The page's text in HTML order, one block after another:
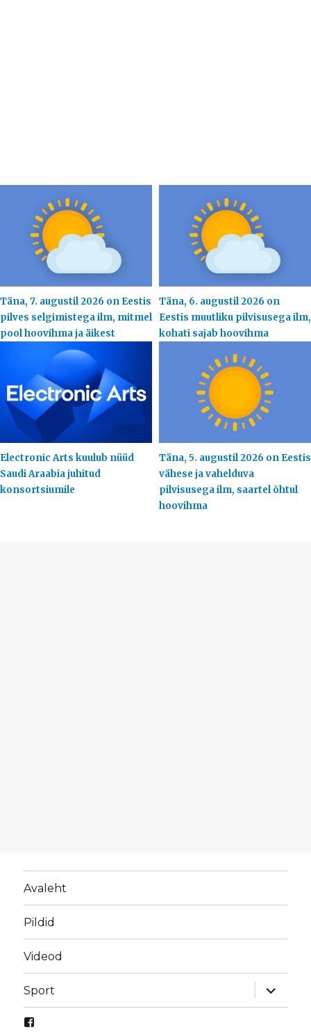
Täna, 7. augustil 2026 on Eestis
pilves selgimistega ilm, mitmel
pool hoovihma ja äikest
Täna, 6. augustil 2026 on
Eestis muutliku pilvisusega ilm,
kohati sajab hoovihma
Electronic Arts kuulub nüüd
Saudi Araabia juhitud
konsortsiumile
Täna, 5. augustil 2026 on Eestis
vähese ja vahelduva
pilvisusega ilm, saartel õhtul
hoovihma
Avaleht
Pildid
Videod
Sport
laienda